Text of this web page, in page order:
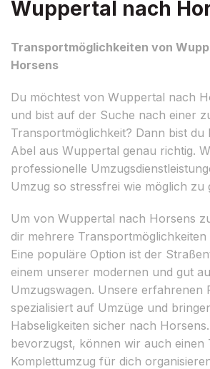
Wuppertal nach
Transportmöglichkeiten von
Horsens
Du möchtest von Wuppertal nach
und bist auf der Suche nach einer
Transportmöglichkeit? Dann bist du
Abel aus Wuppertal genau richtig.
professionelle
Umzug so stressfrei wie möglich zu
Um von Wuppertal nach Horsens
dir mehrere
Eine populäre Option ist der
einem unserer modernen und gut
Umzugswagen. Unsere erfahrenen
spezialisiert auf Umzüge und
Habseligkeiten sicher nach
bevorzugst, können wir auch einen
Komplettumzug für dich